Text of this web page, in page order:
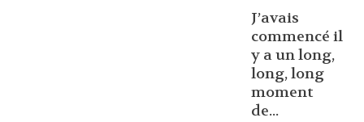
J’avais
commencé il
y a un long,
long, long
moment
de...